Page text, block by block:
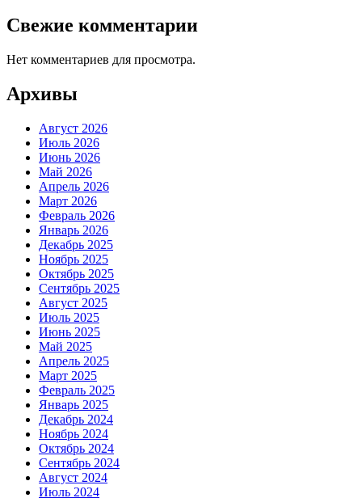
Свежие комментарии
Нет комментариев для просмотра.
Архивы
Август 2026
Июль 2026
Июнь 2026
Май 2026
Апрель 2026
Март 2026
Февраль 2026
Январь 2026
Декабрь 2025
Ноябрь 2025
Октябрь 2025
Сентябрь 2025
Август 2025
Июль 2025
Июнь 2025
Май 2025
Апрель 2025
Март 2025
Февраль 2025
Январь 2025
Декабрь 2024
Ноябрь 2024
Октябрь 2024
Сентябрь 2024
Август 2024
Июль 2024